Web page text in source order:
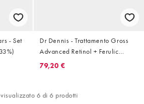
- Set
Dr Dennis - Trattamento Gross
Advanced Retinol + Ferulic
Overnight Wrinkle 30 ml
79,20 €
6 di 6 prodotti